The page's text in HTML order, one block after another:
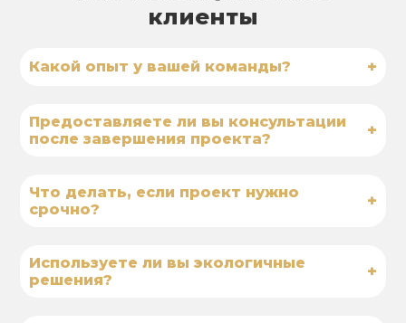
клиенты
Какой опыт у вашей команды? +
Предоставляете ли вы консультации
после завершения проекта?
+
Что делать, если проект нужно
срочно?
+
Используете ли вы экологичные
решения?
+